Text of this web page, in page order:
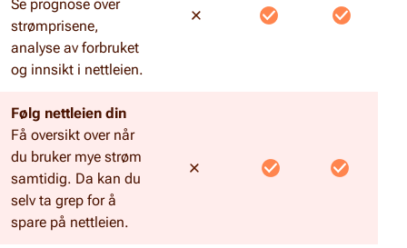
Se prognose over
strømprisene,
analyse av forbruket
og innsikt i nettleien.
Følg nettleien din
Få oversikt over når
du bruker mye strøm
samtidig. Da kan du
selv ta grep for å
spare på nettleien.